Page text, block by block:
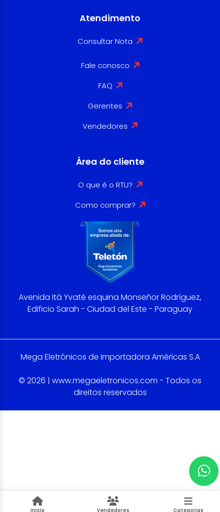
Inicio Vendedores Categorias
Atendimento
Consultar Nota
Fale conosco
FAQ
Gerentes
Vendedores
Área do cliente
O que é o RTU?
Como comprar?
Avenida Itá Yvaté esquina Monseñor Rodríguez,
Edificio Sarah - Ciudad del Este - Paraguay
Mega Eletrônicos de Importadora Américas S.A
© 2026 | www.megaeletronicos.com - Todos os
direitos reservados